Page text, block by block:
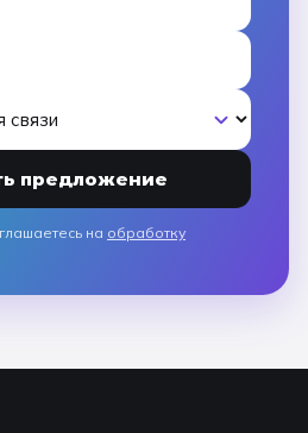
предложение
на обработку